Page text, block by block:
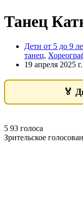
Танец
Дети от 5 до 9
танец,
19 апреля 2025 г.
🏅
5 93 голоса
Зрительское